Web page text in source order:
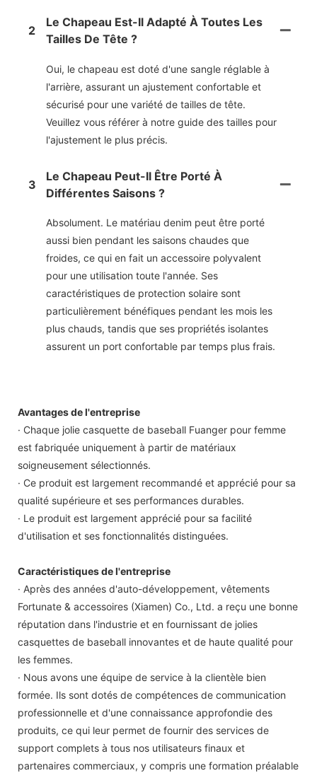
2
Le Chapeau Est-Il Adapté À Toutes Les
Tailles De Tête ?
Oui, le chapeau est doté d'une sangle réglable à
l'arrière, assurant un ajustement confortable et
sécurisé pour une variété de tailles de tête.
Veuillez vous référer à notre guide des tailles pour
l'ajustement le plus précis.
3
Le Chapeau Peut-Il Être Porté À
Différentes Saisons ?
Absolument. Le matériau denim peut être porté
aussi bien pendant les saisons chaudes que
froides, ce qui en fait un accessoire polyvalent
pour une utilisation toute l'année. Ses
caractéristiques de protection solaire sont
particulièrement bénéfiques pendant les mois les
plus chauds, tandis que ses propriétés isolantes
assurent un port confortable par temps plus frais.
Avantages de l'entreprise
· Chaque jolie casquette de baseball Fuanger pour femme
est fabriquée uniquement à partir de matériaux
soigneusement sélectionnés.
· Ce produit est largement recommandé et apprécié pour sa
qualité supérieure et ses performances durables.
· Le produit est largement apprécié pour sa facilité
d'utilisation et ses fonctionnalités distinguées.
Caractéristiques de l'entreprise
· Après des années d'auto-développement, vêtements
Fortunate & accessoires (Xiamen) Co., Ltd. a reçu une bonne
réputation dans l'industrie et en fournissant de jolies
casquettes de baseball innovantes et de haute qualité pour
les femmes.
· Nous avons une équipe de service à la clientèle bien
formée. Ils sont dotés de compétences de communication
professionnelle et d'une connaissance approfondie des
produits, ce qui leur permet de fournir des services de
support complets à tous nos utilisateurs finaux et
partenaires commerciaux, y compris une formation préalable